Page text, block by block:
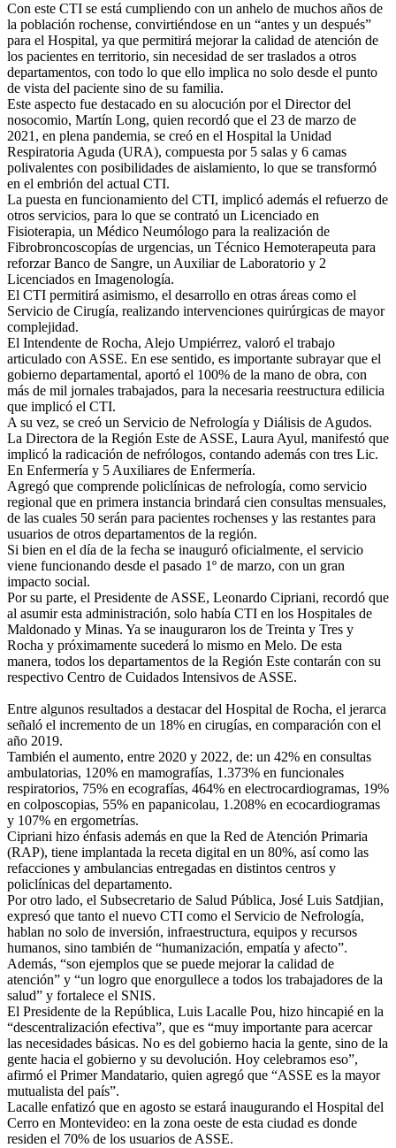
Con este CTI se está cumpliendo con un anhelo de muchos años de
la población rochense, convirtiéndose en un “antes y un después”
para el Hospital, ya que permitirá mejorar la calidad de atención de
los pacientes en territorio, sin necesidad de ser traslados a otros
departamentos, con todo lo que ello implica no solo desde el punto
de vista del paciente sino de su familia.
Este aspecto fue destacado en su alocución por el Director del
nosocomio, Martín Long, quien recordó que el 23 de marzo de
2021, en plena pandemia, se creó en el Hospital la Unidad
Respiratoria Aguda (URA), compuesta por 5 salas y 6 camas
polivalentes con posibilidades de aislamiento, lo que se transformó
en el embrión del actual CTI.
La puesta en funcionamiento del CTI, implicó además el refuerzo de
otros servicios, para lo que se contrató un Licenciado en
Fisioterapia, un Médico Neumólogo para la realización de
Fibrobroncoscopías de urgencias, un Técnico Hemoterapeuta para
reforzar Banco de Sangre, un Auxiliar de Laboratorio y 2
Licenciados en Imagenología.
El CTI permitirá asimismo, el desarrollo en otras áreas como el
Servicio de Cirugía, realizando intervenciones quirúrgicas de mayor
complejidad.
El Intendente de Rocha, Alejo Umpiérrez, valoró el trabajo
articulado con ASSE. En ese sentido, es importante subrayar que el
gobierno departamental, aportó el 100% de la mano de obra, con
más de mil jornales trabajados, para la necesaria reestructura edilicia
que implicó el CTI.
A su vez, se creó un Servicio de Nefrología y Diálisis de Agudos.
La Directora de la Región Este de ASSE, Laura Ayul, manifestó que
implicó la radicación de nefrólogos, contando además con tres Lic.
En Enfermería y 5 Auxiliares de Enfermería.
Agregó que comprende policlínicas de nefrología, como servicio
regional que en primera instancia brindará cien consultas mensuales,
de las cuales 50 serán para pacientes rochenses y las restantes para
usuarios de otros departamentos de la región.
Si bien en el día de la fecha se inauguró oficialmente, el servicio
viene funcionando desde el pasado 1º de marzo, con un gran
impacto social.
Por su parte, el Presidente de ASSE, Leonardo Cipriani, recordó que
al asumir esta administración, solo había CTI en los Hospitales de
Maldonado y Minas. Ya se inauguraron los de Treinta y Tres y
Rocha y próximamente sucederá lo mismo en Melo. De esta
manera, todos los departamentos de la Región Este contarán con su
respectivo Centro de Cuidados Intensivos de ASSE.
Entre algunos resultados a destacar del Hospital de Rocha, el jerarca
señaló el incremento de un 18% en cirugías, en comparación con el
año 2019.
También el aumento, entre 2020 y 2022, de: un 42% en consultas
ambulatorias, 120% en mamografías, 1.373% en funcionales
respiratorios, 75% en ecografías, 464% en electrocardiogramas, 19%
en colposcopias, 55% en papanicolau, 1.208% en ecocardiogramas
y 107% en ergometrías.
Cipriani hizo énfasis además en que la Red de Atención Primaria
(RAP), tiene implantada la receta digital en un 80%, así como las
refacciones y ambulancias entregadas en distintos centros y
policlínicas del departamento.
Por otro lado, el Subsecretario de Salud Pública, José Luis Satdjian,
expresó que tanto el nuevo CTI como el Servicio de Nefrología,
hablan no solo de inversión, infraestructura, equipos y recursos
humanos, sino también de “humanización, empatía y afecto”.
Además, “son ejemplos que se puede mejorar la calidad de
atención” y “un logro que enorgullece a todos los trabajadores de la
salud” y fortalece el SNIS.
El Presidente de la República, Luis Lacalle Pou, hizo hincapié en la
“descentralización efectiva”, que es “muy importante para acercar
las necesidades básicas. No es del gobierno hacia la gente, sino de la
gente hacia el gobierno y su devolución. Hoy celebramos eso”,
afirmó el Primer Mandatario, quien agregó que “ASSE es la mayor
mutualista del país”.
Lacalle enfatizó que en agosto se estará inaugurando el Hospital del
Cerro en Montevideo: en la zona oeste de esta ciudad es donde
residen el 70% de los usuarios de ASSE.